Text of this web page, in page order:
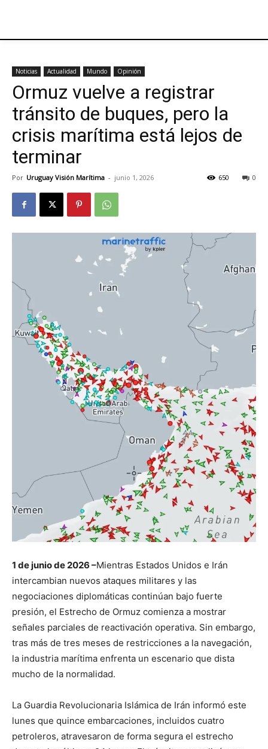
Noticias Actualidad Mundo Opinión
Ormuz vuelve a registrar
tránsito de buques, pero la
crisis marítima está lejos de
terminar
Por Uruguay Visión Marítima - junio 1, 2026 0
650
1 de junio de 2026 –Mientras Estados Unidos e Irán
intercambian nuevos ataques militares y las
negociaciones diplomáticas continúan bajo fuerte
presión, el Estrecho de Ormuz comienza a mostrar
señales parciales de reactivación operativa. Sin embargo,
tras más de tres meses de restricciones a la navegación,
la industria marítima enfrenta un escenario que dista
mucho de la normalidad.
La Guardia Revolucionaria Islámica de Irán informó este
lunes que quince embarcaciones, incluidos cuatro
petroleros, atravesaron de forma segura el estrecho